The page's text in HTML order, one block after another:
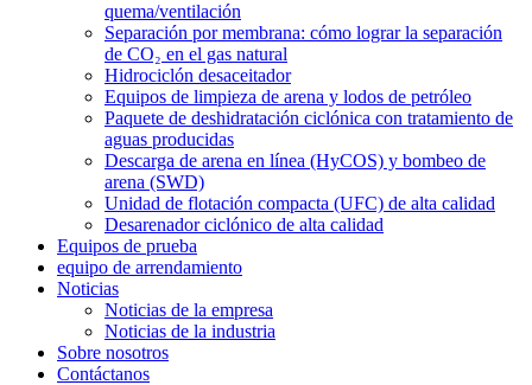
quema/ventilación
Separación por membrana: cómo lograr la separación
de CO₂ en el gas natural
Hidrociclón desaceitador
Equipos de limpieza de arena y lodos de petróleo
Paquete de deshidratación ciclónica con tratamiento de
aguas producidas
Descarga de arena en línea (HyCOS) y bombeo de
arena (SWD)
Unidad de flotación compacta (UFC) de alta calidad
Desarenador ciclónico de alta calidad
Equipos de prueba
equipo de arrendamiento
Noticias
Noticias de la empresa
Noticias de la industria
Sobre nosotros
Contáctanos